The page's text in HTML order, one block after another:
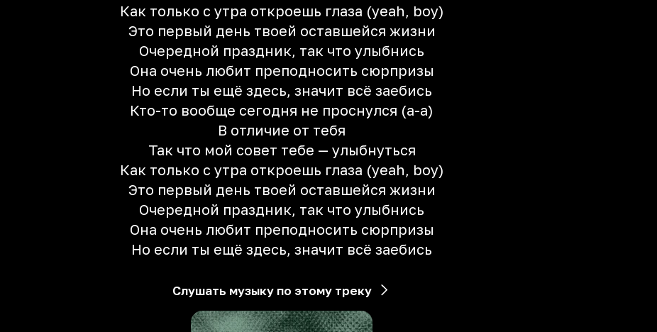
Как только с утра откроешь глаза (yeah, boy)
Это первый день твоей оставшейся жизни
Очередной праздник, так что улыбнись
Она очень любит преподносить сюрпризы
Но если ты ещё здесь, значит всё заебись
Кто-то вообще сегодня не проснулся (а-а)
В отличие от тебя
Так что мой совет тебе — улыбнуться
Как только с утра откроешь глаза (yeah, boy)
Это первый день твоей оставшейся жизни
Очередной праздник, так что улыбнись
Она очень любит преподносить сюрпризы
Но если ты ещё здесь, значит всё заебись
Слушать музыку по этому треку